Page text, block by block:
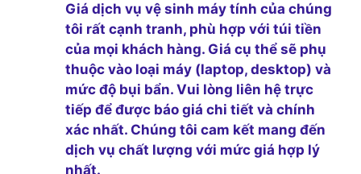
Giá dịch vụ vệ sinh máy tính của chúng
tôi rất cạnh tranh, phù hợp với túi tiền
của mọi khách hàng. Giá cụ thể sẽ phụ
thuộc vào loại máy (laptop, desktop) và
mức độ bụi bẩn. Vui lòng liên hệ trực
tiếp để được báo giá chi tiết và chính
xác nhất. Chúng tôi cam kết mang đến
dịch vụ chất lượng với mức giá hợp lý
nhất.